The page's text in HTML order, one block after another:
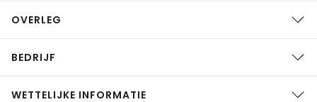
OVERLEG
BEDRIJF
WETTELIJKE INFORMATIE